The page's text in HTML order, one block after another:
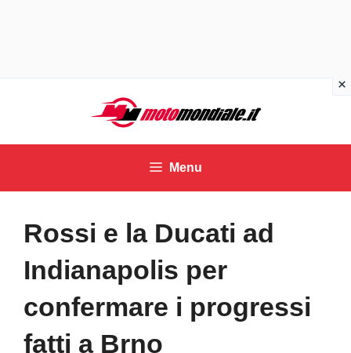
contenuto
Menu
Rossi e la Ducati ad
Indianapolis per
confermare i progressi
fatti a Brno